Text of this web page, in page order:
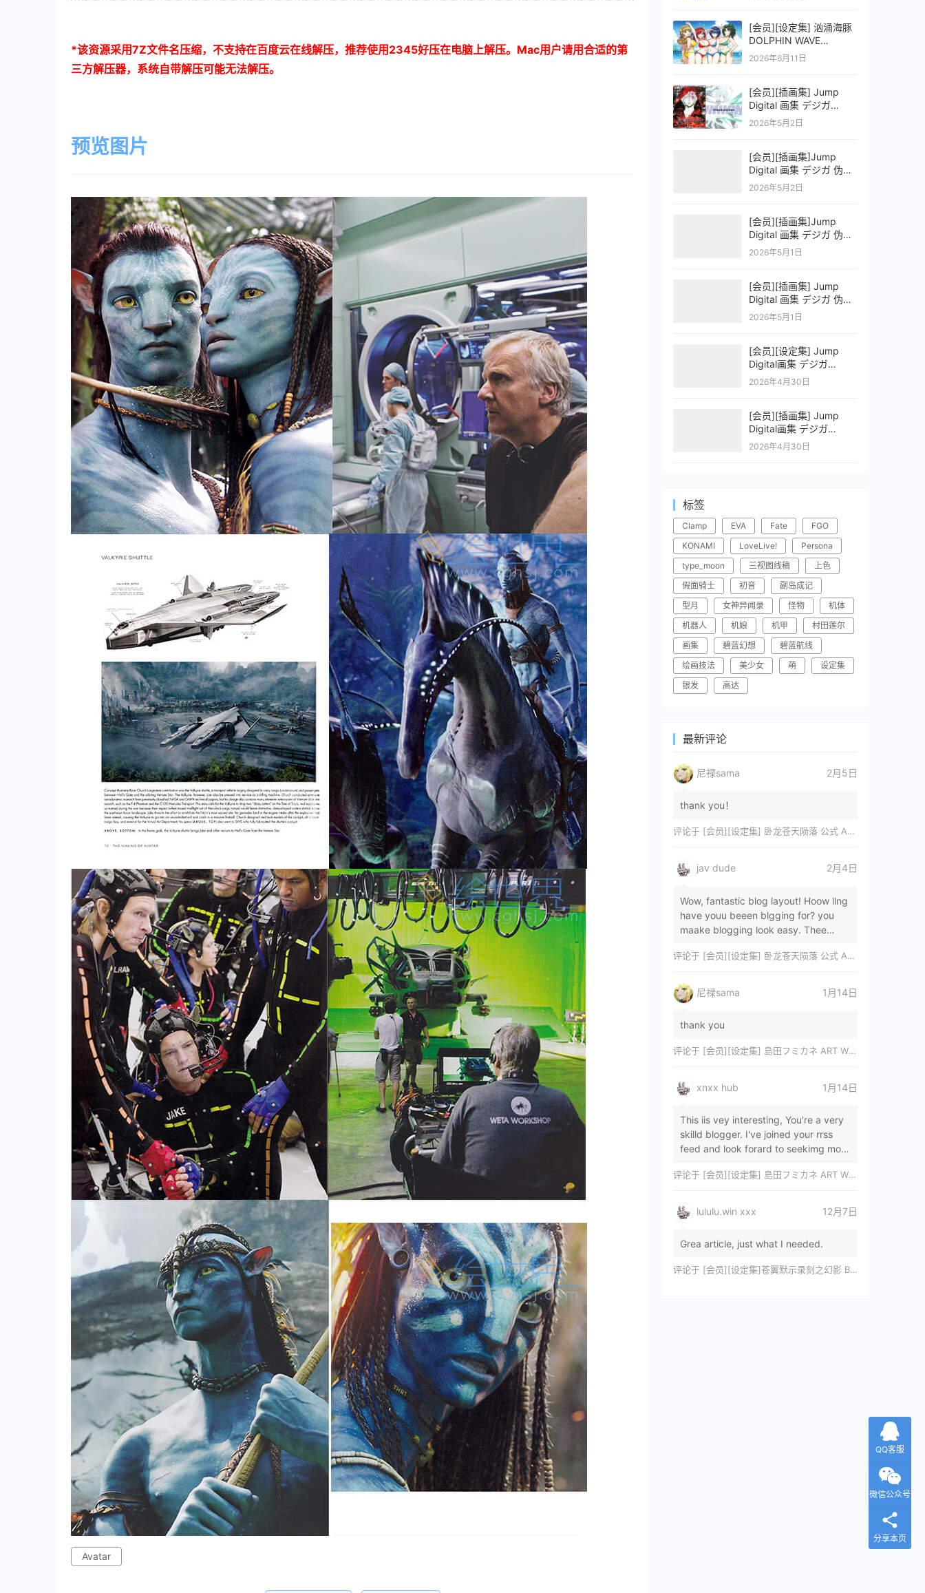
*该资源采用7Z文件名压缩，不支持在百度云在线解压，推荐使用 2345好压在电脑上解压。 Mac用户请用合适的第
三方解压器，系统自带解压可能无法解压。
预览图片
Avatar
[会员][设定集] 汹涌海豚
DOLPHIN WAVE
OFFICIAL VISUAL
2026年6月11日
[会员][插画集] Jump
Digital 画集 デジガ
D.Gray-man
2026年5月2日
[会员][插画集]Jump
Digital 画集 デジガ 伪恋
ニセコイ 3
2026年5月2日
[会员][插画集]Jump
Digital 画集 デジガ 伪恋
ニセコイ 2
2026年5月1日
[会员][插画集] Jump
Digital 画集 デジガ 伪恋
ニセコイ 1
2026年5月1日
[会员][设定集] Jump
Digital画集 デジガ
CLAYMORE 2
2026年4月30日
[会员][插画集] Jump
Digital画集 デジガ
CLAYMORE 1
2026年4月30日
标签
Clamp EVA Fate
FGO
KONAMI
LoveLive!
Persona
type_moon
三视图线稿
上色
假面骑士
初音
副岛成记
型月
女神异闻录 怪物
机体
机器人
机娘 机甲
村田莲尔
画集
碧蓝幻想
碧蓝航线
绘画技法
美少女 萌
设定集
银发
高达
最新评论
尼禄sama 2月5日
thank you！
评论于 [会员][设定集] 卧龙苍天陨落 公式 ARTWORKS[DL]
jav dude 2月4日
Wow, fantastic blog layout! Hoow llng
have youu beeen blgging for? you
maake blogging look easy. Thee
magnificent, let…
评论于 [会员][设定集] 卧龙苍天陨落 公式 ARTWORKS[DL]
尼禄sama 1月14日
thank you
评论于 [会员][设定集] 島田フミカネ ART WORKS EXTRA Luminous Witches[DL]
xnxx hub 1月14日
This iis vey interesting, You're a very
skilld blogger. I've joined your rrss
feed and look forard to seekimg mor
评论于 [会员][设定集] 島田フミカネ ART WORKS EXTRA Luminous Witches[DL]
lululu.win xxx 12月7日
Grea article, just what I needed.
评论于 [会员][设定集]苍翼默示录刻之幻影 BLAZBLUE CHRONOPHANTASMA 公式設定資料集II
QQ客服
微信公众号
分享本页